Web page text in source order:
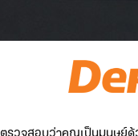
ตรวจสอบว่าคุณเป็นมนุษย์ด้